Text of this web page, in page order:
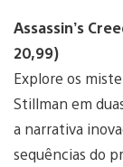
Assassin’s
20,99)
Explore os
Stillman em
a narrativa
sequências do